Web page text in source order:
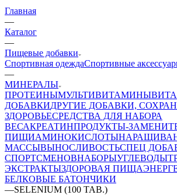
Главная
—
Каталог
—
Пищевые добавки
Спортивная одеждаСпортивные
—
МИНЕРАЛЫ
ПРОТЕИНЫМУЛЬТИВИТАМИНЫ
ДОБАВКИДРУГИЕ ДОБАВКИ,
ЗДОРОВЬЕСРЕДСТВА ДЛЯ НАБОРА
ВЕСАКРЕАТИНПРОДУКТЫ-
ПИЩИАМИНОКИСЛОТЫ
МАССЫВЫНОСЛИВОСТЬСПЕЦ
СПОРТСМЕНОВНАБОРЫУГЛЕВОДЫ
ЭКСТРАКТЫЗДОРОВАЯ ПИЩА
БЕЛКОВЫЕ БАТОНЧИКИ
—SELENIUM (100 TAB.)